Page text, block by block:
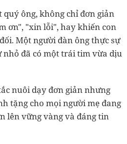
ông, không chỉ đơn giản
ơn", "xin lỗi", hay khiến con
Một người đàn ông thực sự
nhỏ đã có một trái tim vừa dịu
nuôi dạy đơn giản nhưng
tặng cho mọi người mẹ đang
lên vững vàng và đáng tin